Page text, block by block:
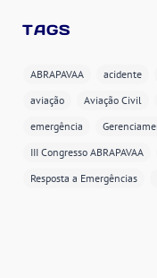
TAGS
ABRAPAVAA acidente
aviação
Aviação Civil
emergência
III Congresso ABRAPAVAA
Resposta a Emergências